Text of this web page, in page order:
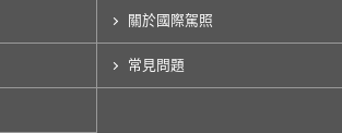
關於國際駕照
常見問題